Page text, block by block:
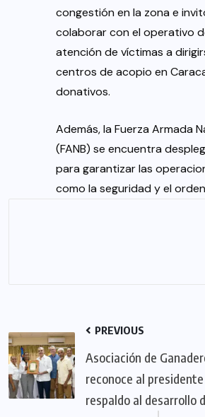
congestión en la zona e
colaborar con el operativo
atención de víctimas a
centros de acopio en
donativos.
Además, la Fuerza Armada
(FANB) se encuentra
para garantizar las
como la seguridad y el
PREVIOUS
Asociación de
reconoce al
respaldo al desarrollo